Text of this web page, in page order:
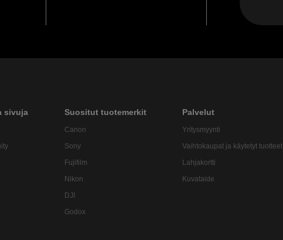
sivuja Suositut tuotemerkit
Canon
Sony
Fujifilm
Nikon
DJI
Godox
Palvelut
Yritysmyynti
Vaihtokaupat ja käytetyt tuotteet
Lahjakortti
Kuvataide